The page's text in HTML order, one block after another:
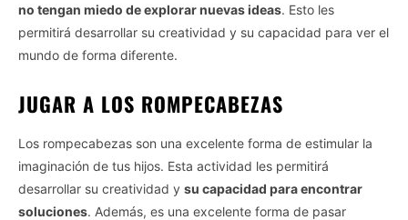
no tengan miedo de explorar nuevas ideas. Esto les
permitirá desarrollar su creatividad y su capacidad para ver el
mundo de forma diferente.
JUGAR A LOS ROMPECABEZAS
Los rompecabezas son una excelente forma de estimular la
imaginación de tus hijos. Esta actividad les permitirá
desarrollar su creatividad y su capacidad para encontrar
soluciones. Además, es una excelente forma de pasar